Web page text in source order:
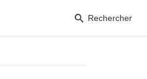
Rechercher